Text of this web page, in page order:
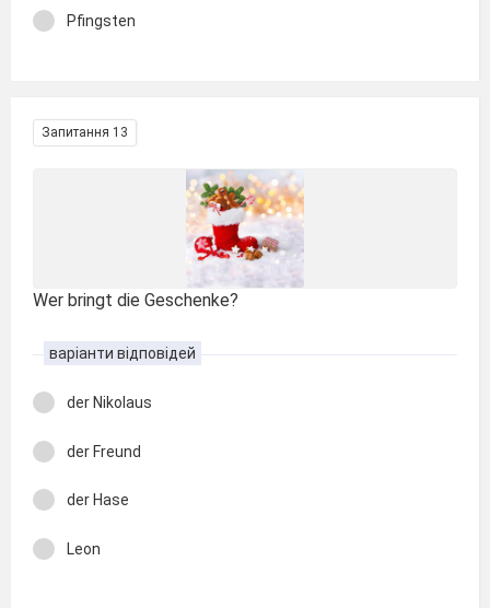
Pfingsten
Запитання 13
Wer bringt die Geschenke?
варіанти відповідей
der Nikolaus
der Freund
der Hase
Leon